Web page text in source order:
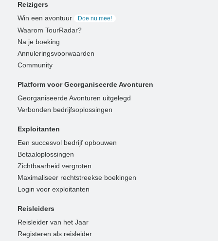
Reizigers
Win een avontuur
Doe nu mee!
Waarom TourRadar?
Na je boeking
Annuleringsvoorwaarden
Community
Platform voor Georganiseerde Avonturen
Georganiseerde Avonturen uitgelegd
Verbonden bedrijfsoplossingen
Exploitanten
Een succesvol bedrijf opbouwen
Betaaloplossingen
Zichtbaarheid vergroten
Maximaliseer rechtstreekse boekingen
Login voor exploitanten
Reisleiders
Reisleider van het Jaar
Registeren als reisleider